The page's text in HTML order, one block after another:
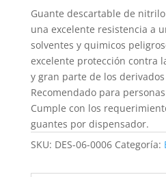
Guante descartable de
una excelente resistencia a
solventes y quimicos
excelente protección contra
y gran parte de los
Recomendado para
Cumple con los
guantes por dispensador.
SKU: DES-06-0006 Categoría: